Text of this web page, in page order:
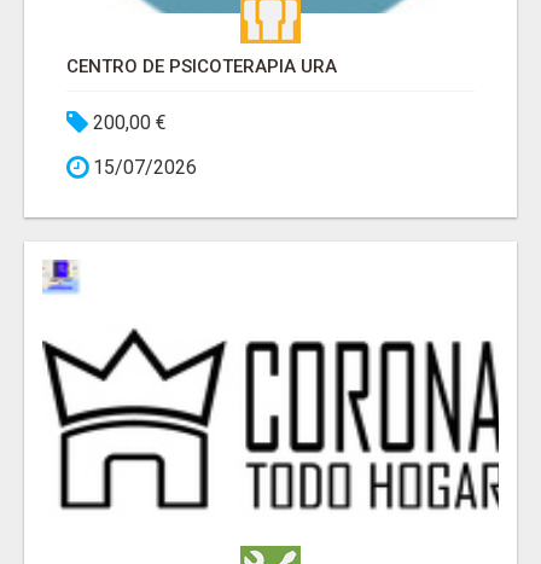
CENTRO DE PSICOTERAPIA URA
200,00 €
15/07/2026